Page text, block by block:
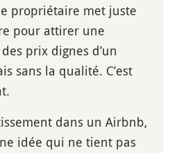
propriétaire met juste
pour attirer une
prix dignes d’un
sans la qualité. C’est
dans un Airbnb,
idée qui ne tient pas